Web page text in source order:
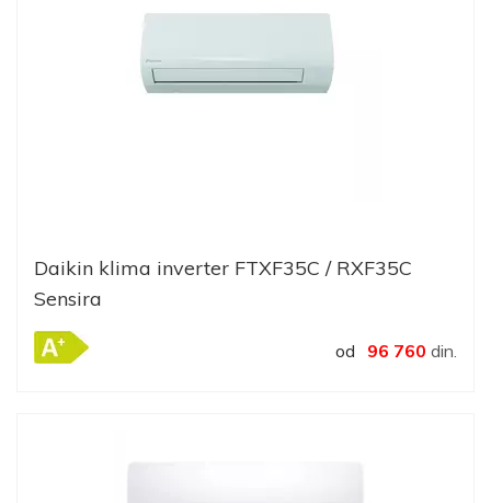
Daikin klima inverter FTXF35C / RXF35C
Sensira
od 96 760 din.